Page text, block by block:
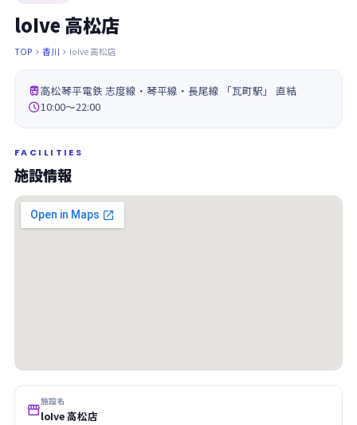
loIve 高松店
TOP  香川  loIve 高松店
高松琴平電鉄 志度線・琴平線・長尾線 「瓦町駅」 直結
10:00～22:00
FACILITIES
施設情報
施設名
loIve 高松店